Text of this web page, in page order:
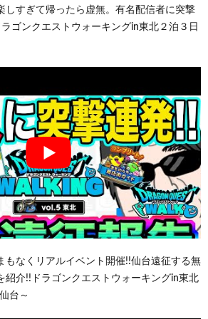
しすぎて帰ったら虚無。有名配信者に突撃
ゴンクエストウォーキングin東北２泊３日
もなくリアルイベント開催!!仙台遠征する無
紹介!!ドラゴンクエストウォーキングin東北
台～